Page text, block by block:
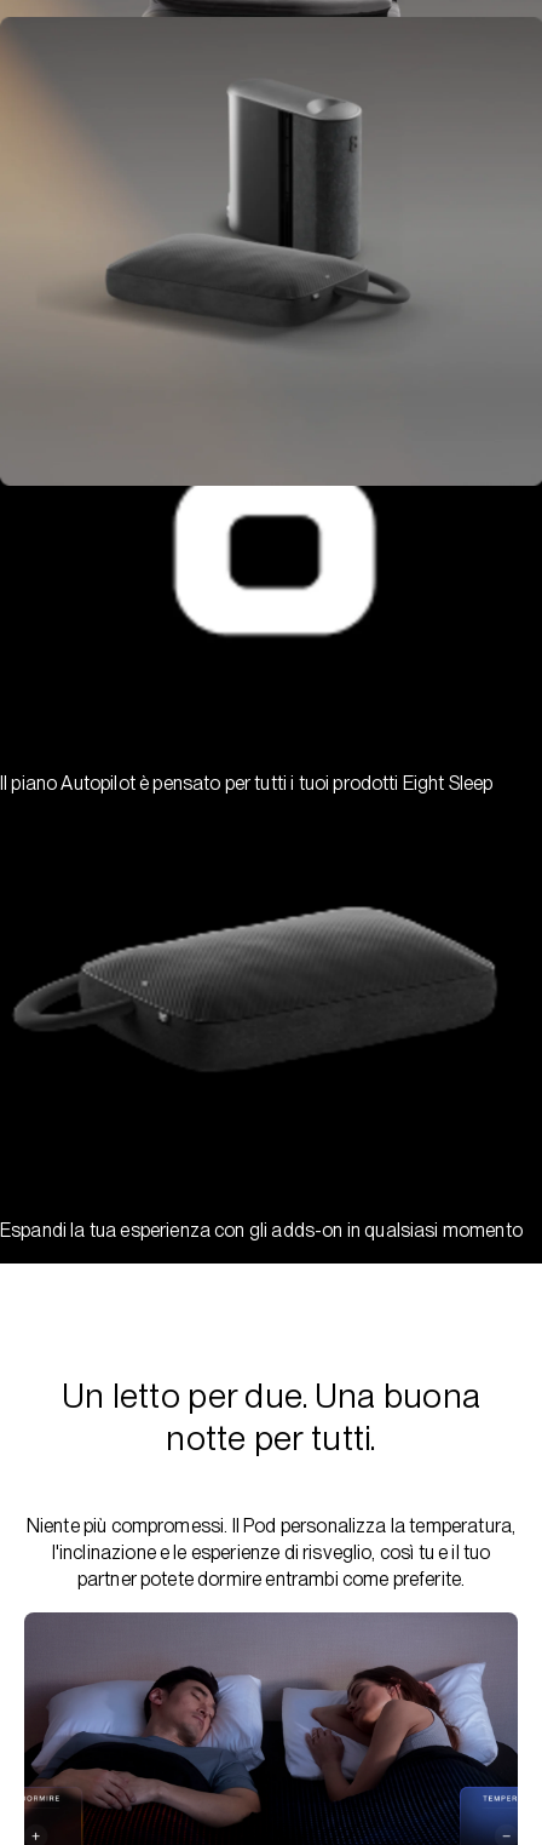
OPZIONALE
Il piano Autopilot è pensato per tutti i tuoi prodotti Eight Sleep
Espandi la tua esperienza con gli adds-on in qualsiasi momento
Un letto per due. Una buona
notte per tutti.
Niente più compromessi. Il Pod personalizza la temperatura,
l'inclinazione e le esperienze di risveglio, così tu e il tuo
partner potete dormire entrambi come preferite.